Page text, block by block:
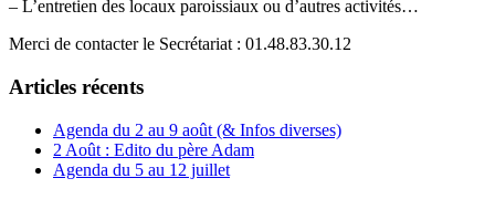
– L’entretien des locaux paroissiaux ou d’autres activités…
Merci de contacter le Secrétariat : 01.48.83.30.12
Articles récents
Agenda du 2 au 9 août (& Infos diverses)
2 Août : Edito du père Adam
Agenda du 5 au 12 juillet